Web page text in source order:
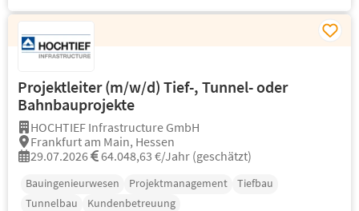
Projektleiter (m/w/d) Tief-, Tunnel- oder
Bahnbauprojekte
HOCHTIEF Infrastructure GmbH
Frankfurt am Main, Hessen
29.07.2026
64.048,63 €/Jahr (geschätzt)
Bauingenieurwesen Projektmanagement
Tiefbau
Tunnelbau
Kundenbetreuung